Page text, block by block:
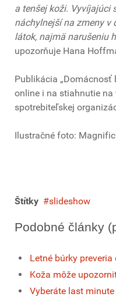
a tenšej koži. Vyvíjajúci
náchylnejší na zmeny v
látok, najmä narušeniu
upozorňuje Hana
Publikácia „Domácnosť
online i na stiahnutie na
spotrebiteľskej
Ilustračné foto: Magnific
Štítky slideshow
Podobné články
Letné búrky
Koža môže
Vyberáte last